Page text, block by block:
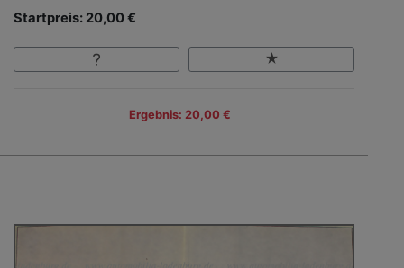
Startpreis: 20,00 €
Ergebnis: 20,00 €